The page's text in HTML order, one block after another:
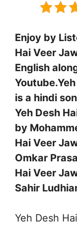
Enjoy by
Hai Veer
English
is a hindi
Yeh Desh
by
Hai Veer
Omkar
Hai Veer
Sahir
Yeh Desh